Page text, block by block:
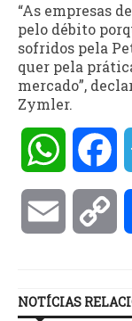
“As empresas
pelo débito
sofridos pela
quer pela
mercado”,
Zymler.
Email
NOTÍCIAS